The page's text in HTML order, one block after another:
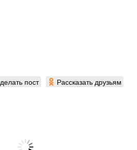
пост Рассказать друзьям